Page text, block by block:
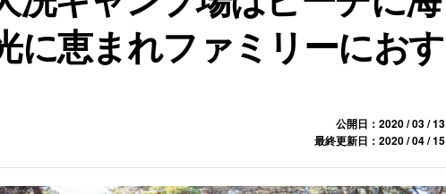
に恵まれファミリーにおす
公開日：2020 / 03 / 13
最終更新日：2020 / 04 / 15